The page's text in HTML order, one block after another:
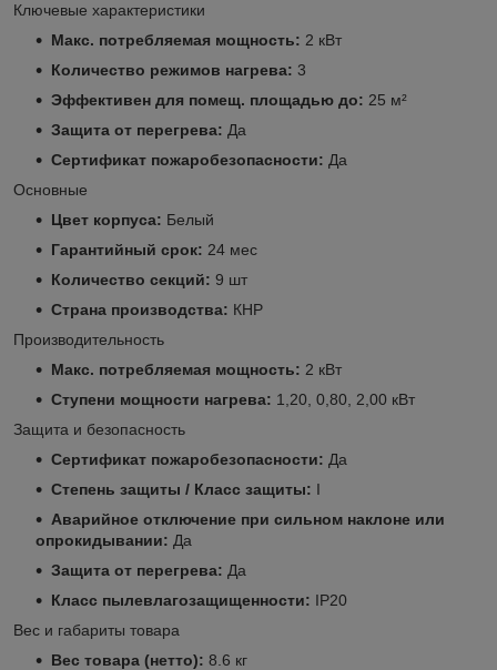
Ключевые характеристики
Макс. потребляемая мощность: 2 кВт
Количество режимов нагрева: 3
Эффективен для помещ. площадью до: 25 м²
Защита от перегрева: Да
Сертификат пожаробезопасности: Да
Основные
Цвет корпуса: Белый
Гарантийный срок: 24 мес
Количество секций: 9 шт
Страна производства: КНР
Производительность
Макс. потребляемая мощность: 2 кВт
Ступени мощности нагрева: 1,20, 0,80, 2,00 кВт
Защита и безопасность
Сертификат пожаробезопасности: Да
Степень защиты / Класс защиты: I
Аварийное отключение при сильном наклоне или
опрокидывании: Да
Защита от перегрева: Да
Класс пылевлагозащищенности: IP20
Вес и габариты товара
Вес товара (нетто): 8.6 кг